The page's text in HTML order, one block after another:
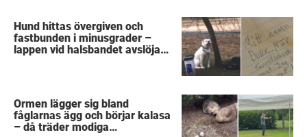
Hund hittas övergiven och
fastbunden i minusgrader –
lappen vid halsbandet avslöjar
Ormen lägger sig bland
fåglarnas ägg och börjar kalasa
– då träder modiga